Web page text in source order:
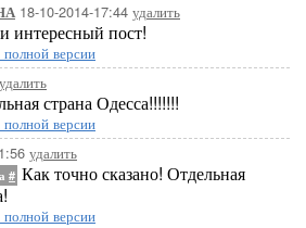
18-10-2014-17:44 удалить
интересный пост!
версии
удалить
страна Одесса!!!!!!!
версии
удалить
# Как точно сказано! Отдельная
версии